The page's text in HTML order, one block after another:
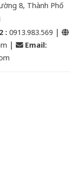
8, Thành Phố
: 0913.983.569 |
| Email: